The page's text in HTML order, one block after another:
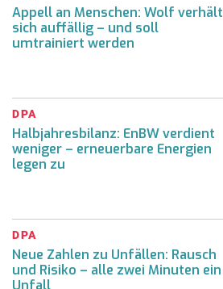
Appell an Menschen: Wolf verhält
sich auffällig – und soll
umtrainiert werden
DPA
Halbjahresbilanz: EnBW verdient
weniger – erneuerbare Energien
legen zu
DPA
Neue Zahlen zu Unfällen: Rausch
und Risiko – alle zwei Minuten ein
Unfall